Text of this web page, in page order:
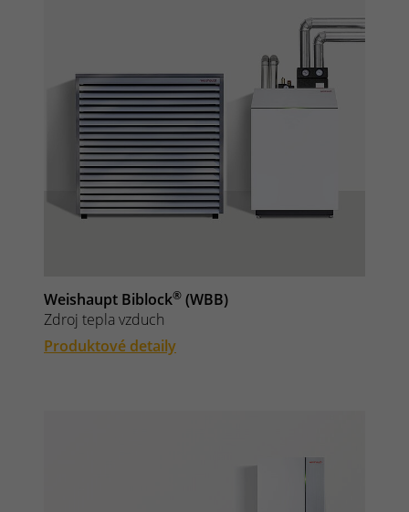
Weishaupt Biblock® (WBB)
Zdroj tepla vzduch
Produktové detaily